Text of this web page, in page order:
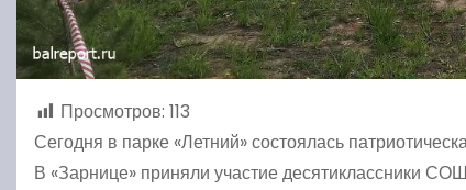
Просмотров: 113
Сегодня в парке «Летний» состоялась
В «Зарнице» приняли участие десятиклассники